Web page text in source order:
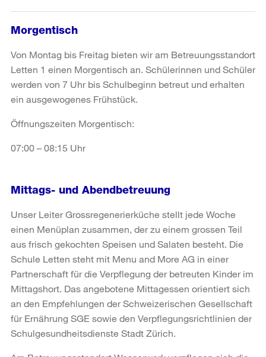
Morgentisch
Von Montag bis Freitag bieten wir am Betreuungsstandort
Letten 1 einen Morgentisch an. Schülerinnen und Schüler
werden von 7 Uhr bis Schulbeginn betreut und erhalten
ein ausgewogenes Frühstück.
Öffnungszeiten Morgentisch:
07:00 – 08:15 Uhr
Mittags- und Abendbetreuung
Unser Leiter Grossregenerierküche stellt jede Woche
einen Menüplan zusammen, der zu einem grossen Teil
aus frisch gekochten Speisen und Salaten besteht. Die
Schule Letten steht mit Menu and More AG in einer
Partnerschaft für die Verpflegung der betreuten Kinder im
Mittagshort. Das angebotene Mittagessen orientiert sich
an den Empfehlungen der Schweizerischen Gesellschaft
für Ernährung SGE sowie den Verpflegungsrichtlinien der
Schulgesundheitsdienste Stadt Zürich.